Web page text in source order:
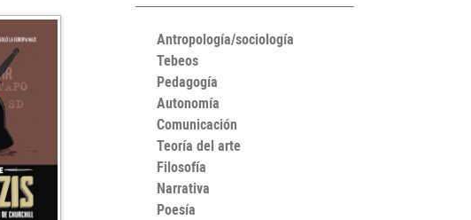
Antropología/sociología
Tebeos
Pedagogía
Autonomía
Comunicación
Teoría del arte
Filosofía
Narrativa
Poesía